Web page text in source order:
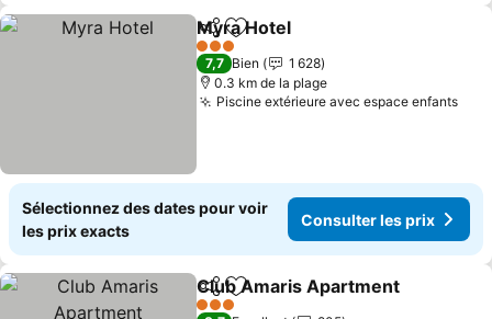
PartagerAjouter à mes favoris
Myra Hotel
3 Étoiles
7,7 Bien
1 628
0.3 km de la plage
Piscine extérieure avec espace enfants
Sélectionnez des dates pour voir
les prix exacts
Consulter les prix
PartagerAjouter à mes favoris
Club Amaris Apartment
3 Étoiles